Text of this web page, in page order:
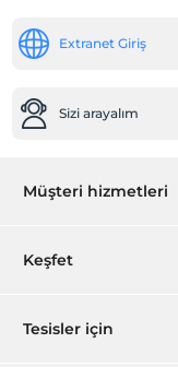
Extranet Giriş
Sizi arayalım
Müşteri hizmetleri
Rezervasyon yönet
Keşfet
Hediye Kart
Tesisler için